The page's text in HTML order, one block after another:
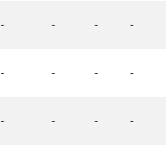
- - - -
- - - -
- - - -